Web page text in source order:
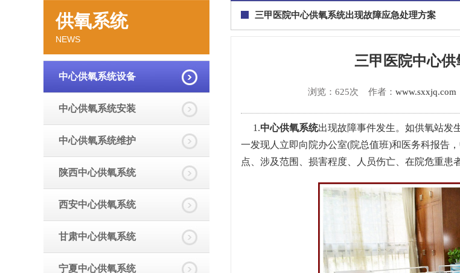
供氧系统
NEWS
中心供氧系统设备
中心供氧系统安装
中心供氧系统维护
陕西中心供氧系统
西安中心供氧系统
甘肃中心供氧系统
宁夏中心供氧系统
三甲医院中心供氧系统出现故障应急处理方案
三甲医院中心
浏览：625次 作者： www.sxxjq.com
1.中心供氧系统出现故障事件发生。如供氧站发
一发现人立即向院办公室(院总值班)和医务科报告，
点、涉及范围、损害程度、
人员伤亡 、在院危重患